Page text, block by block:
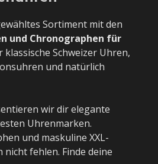
Sortiment mit den
und Chronographen für
klassische Schweizer Uhren,
und natürlich
wir dir elegante
Uhrenmarken.
und maskuline XXL-
fehlen. Finde deine